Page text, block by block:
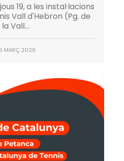
19, a les instal·lacions
Vall d'Hebron (Pg. de
la Vall...
MARÇ 2026